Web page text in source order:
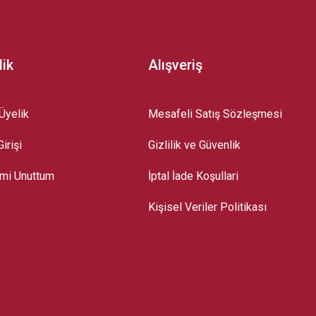
Unuttum
Alışveriş
Mesafeli Satış Sözleşmesi
Gizlilik ve Güvenlik
İptal İade Koşullari
Kişisel Veriler Politikası